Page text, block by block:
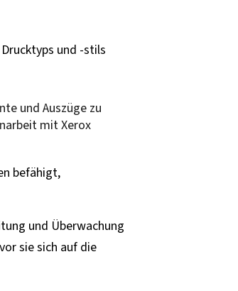
und -stils
und Auszüge zu
mit Xerox
befähigt,
und Überwachung
sie sich auf die